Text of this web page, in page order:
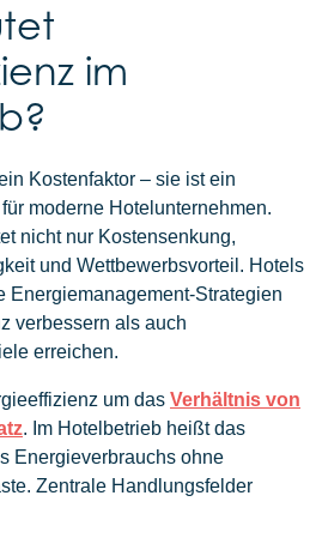
im
Kostenfaktor – sie ist ein
moderne Hotelunternehmen.
nicht nur Kostensenkung,
und Wettbewerbsvorteil. Hotels
Energiemanagement-Strategien
verbessern als auch
erreichen.
um das Verhältnis von
. Im Hotelbetrieb heißt das
Energieverbrauchs ohne
Zentrale Handlungsfelder